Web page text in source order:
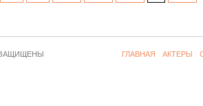
ЗАЩИЩЕНЫ ГЛАВНАЯ АКТЕРЫ